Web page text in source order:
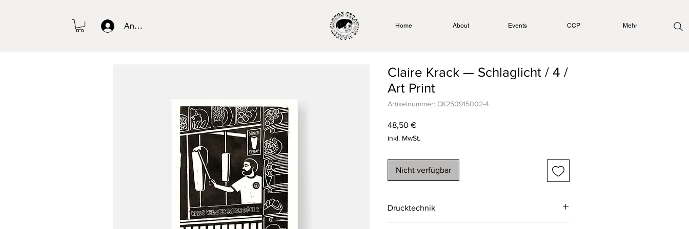
Anmelden Home About Events CCP Mehr
Claire Krack — Schlaglicht / 4 /
Art Print
Artikelnummer: CK250915002-4
48,50 €Preis
inkl. MwSt.
Nicht verfügbar
Drucktechnik